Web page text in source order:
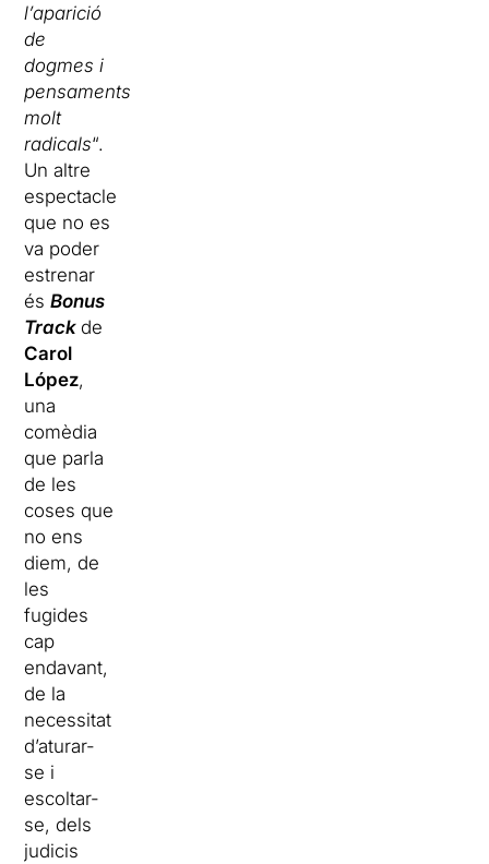
l’aparició
de
dogmes i
pensaments
molt
radicals“.
Un altre
espectacle
que no es
va poder
estrenar
ésBonus
Track de
Carol
López,
una
comèdia
que parla
de les
coses que
no ens
diem, de
les
fugides
cap
endavant,
de la
necessitat
d’aturar-
se i
escoltar-
se, dels
judicis